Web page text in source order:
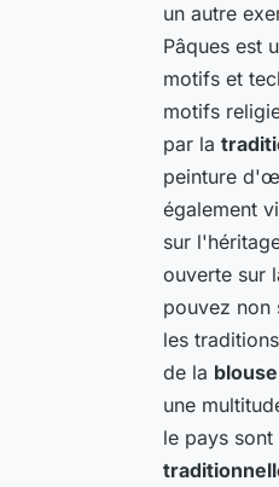
un autre
Pâques est
motifs et
motifs
par la
peinture
également
sur
ouverte sur
pouvez non
les
de la
une
le pays